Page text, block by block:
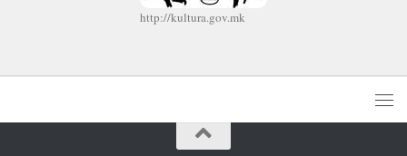
http://kultura.gov.mk